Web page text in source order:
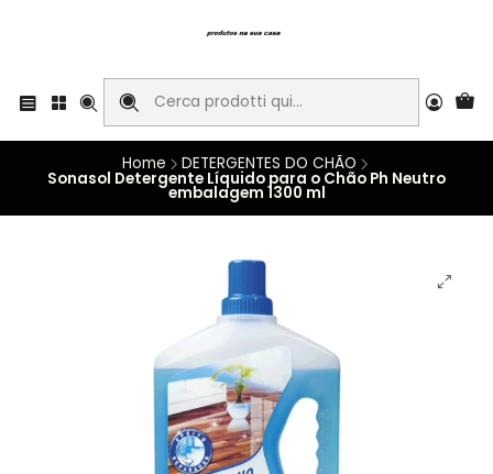
Home DETERGENTES DO CHÃO
Sonasol Detergente Líquido para o Chão Ph Neutro
embalagem 1300 ml